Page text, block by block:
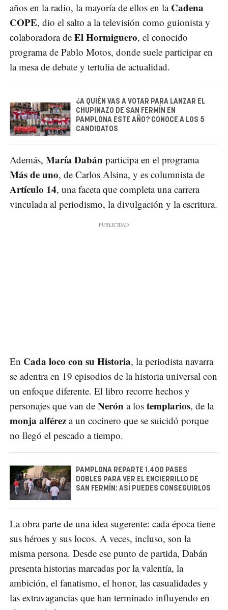
años en la radio, la mayoría de ellos en la Cadena
COPE, dio el salto a la televisión como guionista y
colaboradora de El Hormiguero, el conocido
programa de Pablo Motos, donde suele participar en
la mesa de debate y tertulia de actualidad.
¿A QUIÉN VAS A VOTAR PARA LANZAR EL
CHUPINAZO DE SAN FERMÍN EN
PAMPLONA ESTE AÑO? CONOCE A LOS 5
CANDIDATOS
Además, María Dabán participa en el programa
Más de uno, de Carlos Alsina, y es columnista de
Artículo 14, una faceta que completa una carrera
vinculada al periodismo, la divulgación y la escritura.
En Cada loco con su Historia, la periodista navarra
se adentra en 19 episodios de la historia universal con
un enfoque diferente. El libro recorre hechos y
personajes que van de Nerón a los templarios, de la
monja alférez a un cocinero que se suicidó porque
no llegó el pescado a tiempo.
PAMPLONA REPARTE 1.400 PASES
DOBLES PARA VER EL ENCIERRILLO DE
SAN FERMÍN: ASÍ PUEDES CONSEGUIRLOS
La obra parte de una idea sugerente: cada época tiene
sus héroes y sus locos. A veces, incluso, son la
misma persona. Desde ese punto de partida, Dabán
presenta historias marcadas por la valentía, la
ambición, el fanatismo, el honor, las casualidades y
las extravagancias que han terminado influyendo en